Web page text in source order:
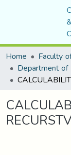
&
Home
Department